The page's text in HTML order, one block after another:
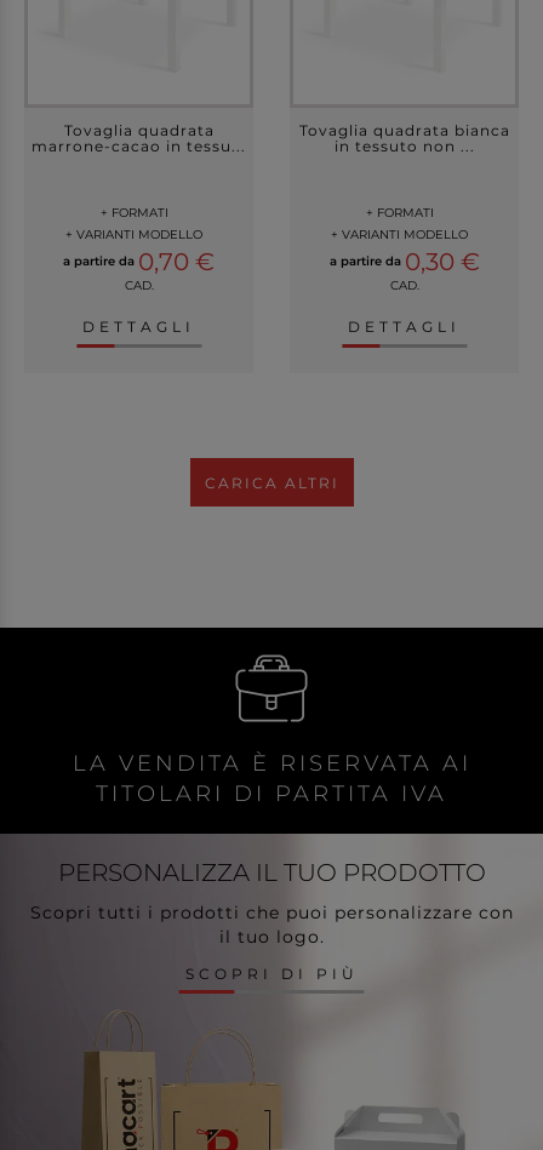
Tovaglia quadrata
marrone-cacao in tessu...
+ FORMATI
+ VARIANTI MODELLO
a partire da 0,70 €
CAD.
DETTAGLI
Tovaglia quadrata bianca
in tessuto non ...
+ FORMATI
+ VARIANTI MODELLO
a partire da 0,30 €
CAD.
DETTAGLI
CARICA ALTRI
LA VENDITA È RISERVATA AI
TITOLARI DI PARTITA IVA
PERSONALIZZA IL TUO PRODOTTO
Scopri tutti i prodotti che puoi personalizzare con
il tuo logo.
SCOPRI DI PIÙ